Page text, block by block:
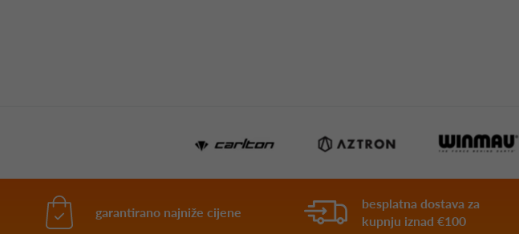
garantirano najniže cijene
besplatna dostava za
kupnju iznad €100